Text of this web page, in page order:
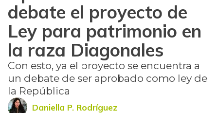
debate el proyecto de
Ley para patrimonio en
la raza Diagonales
Con esto, ya el proyecto se encuentra a
un debate de ser aprobado como ley de
la República
Daniella P. Rodríguez